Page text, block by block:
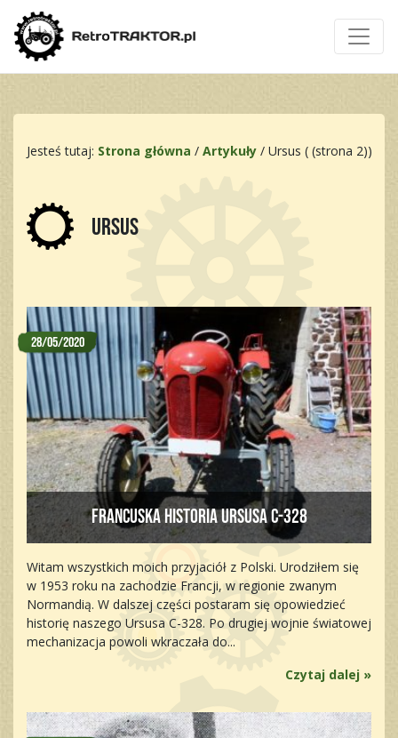
Jesteś tutaj: Strona główna / Artykuły/ Ursus ( (strona 2))
Ursus
Francuska historia Ursusa C-328
28/05/2020
Witam wszystkich moich przyjaciół z Polski. Urodziłem się
w 1953 roku na zachodzie Francji, w regionie zwanym
Normandią. W dalszej części postaram się opowiedzieć
historię naszego Ursusa C-328. Po drugiej wojnie światowej
mechanizacja powoli wkraczała do...
Czytaj dalej »